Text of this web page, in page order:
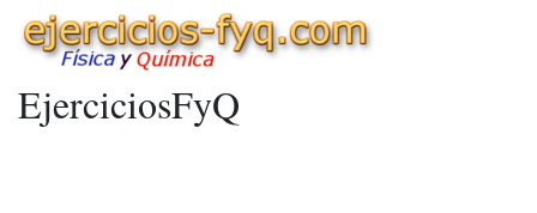
EjerciciosFyQ